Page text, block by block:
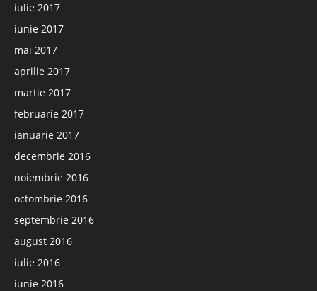
iulie 2017
iunie 2017
mai 2017
aprilie 2017
martie 2017
februarie 2017
ianuarie 2017
decembrie 2016
noiembrie 2016
octombrie 2016
septembrie 2016
august 2016
iulie 2016
iunie 2016